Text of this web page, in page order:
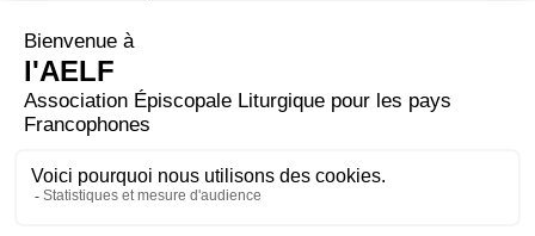
Thomas lui dit :
« Seigneur, nous ne savons pas où tu vas.
Comment pourrions-nous savoir le chemin ? »
Jésus lui répond :
« Moi, je suis le Chemin, la Vérité et la Vie ;
personne ne va vers le Père sans passer par moi. »
– Acclamons la Parole de Dieu.